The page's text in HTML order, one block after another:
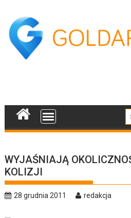
content
WYJAŚNIAJĄ
KOLIZJI
28 grudnia 2011 redakcja